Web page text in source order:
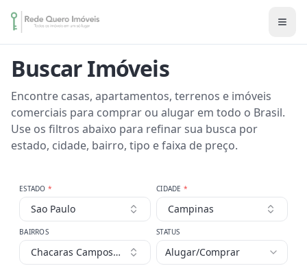
Buscar Imóveis
Encontre casas, apartamentos, terrenos e imóveis
comerciais para comprar ou alugar em todo o Brasil.
Use os filtros abaixo para refinar sua busca por
estado, cidade, bairro, tipo e faixa de preço.
ESTADO *
Sao Paulo
CIDADE *
Campinas
BAIRROS
Chacaras Campos Eliseos
STATUS
Alugar/Comprar